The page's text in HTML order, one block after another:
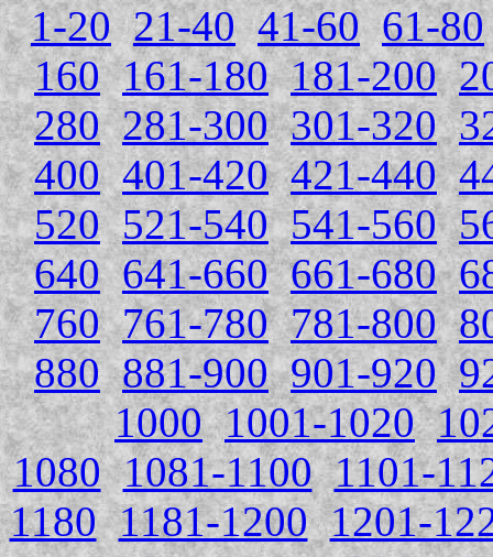
1-20 21-40 41-60 61-80
160 161-180 181-200
280 281-300 301-320
400 401-420 421-440
520 521-540 541-560
640 641-660 661-680
760 761-780 781-800
880 881-900 901-920
1000 1001-1020
1080 1081-1100 1101-
1180 1181-1200 1201-